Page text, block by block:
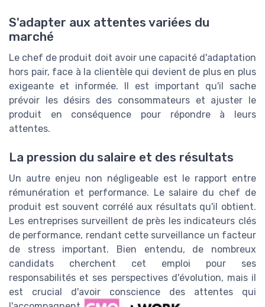
S'adapter aux attentes variées du
marché
Le chef de produit doit avoir une capacité d'adaptation
hors pair, face à la clientèle qui devient de plus en plus
exigeante et informée. Il est important qu'il sache
prévoir les désirs des consommateurs et ajuster le
produit en conséquence pour répondre à leurs
attentes.
La pression du salaire et des résultats
Un autre enjeu non négligeable est le rapport entre
rémunération et performance. Le salaire du chef de
produit est souvent corrélé aux résultats qu'il obtient.
Les entreprises surveillent de près les indicateurs clés
de performance, rendant cette surveillance un facteur
de stress important. Bien entendu, de nombreux
candidats cherchent cet emploi pour ses
responsabilités et ses perspectives d'évolution, mais il
est crucial d'avoir conscience des attentes qui